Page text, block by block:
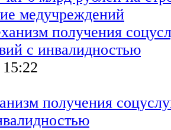
медучреждений
получения